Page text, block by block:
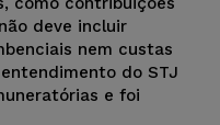
deve incluir
nem custas
do STJ
e foi